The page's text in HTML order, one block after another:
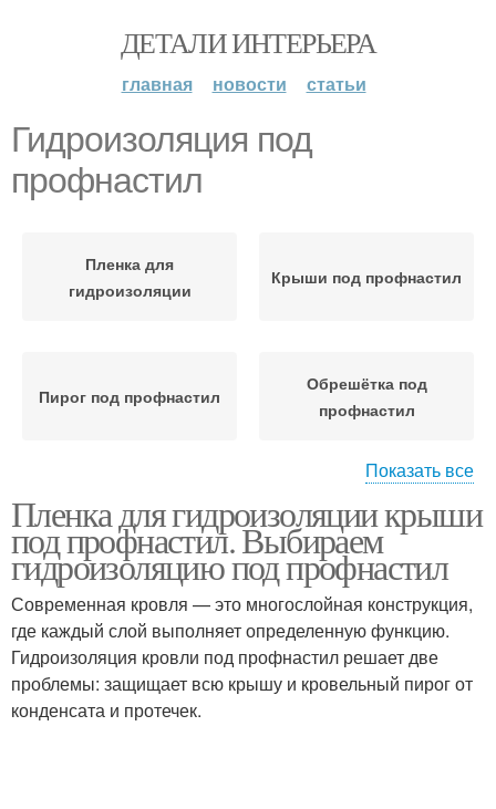
ДЕТАЛИ ИНТЕРЬЕРА
главная новости статьи
Гидроизоляция под
профнастил
Пленка для
гидроизоляции
Крыши под профнастил
Пирог под профнастил
Обрешётка под
профнастил
гидроизоляции
гидроизоляции
Гидроизоляции для
разных видов
Гидроизоляция на
хозяйственных
постройках
Показать все
Пленка для гидроизоляции крыши
под профнастил. Выбираем
гидроизоляцию под профнастил
Современная кровля — это многослойная конструкция,
где каждый слой выполняет определенную функцию.
Гидроизоляция кровли под профнастил решает две
проблемы: защищает всю крышу и кровельный пирог от
конденсата и протечек.